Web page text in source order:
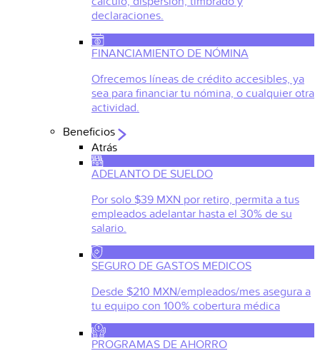
declaraciones.
FINANCIAMIENTO DE NÓMINA
Ofrecemos líneas de crédito accesibles, ya
sea para financiar tu nómina, o cualquier otra
actividad.
Beneficios
Atrás
ADELANTO DE SUELDO
Por solo $39 MXN por retiro, permita a tus
empleados adelantar hasta el 30% de su
salario.
SEGURO DE GASTOS MEDICOS
Desde $210 MXN/empleados/mes asegura a
tu equipo con 100% cobertura médica
PROGRAMAS DE AHORRO